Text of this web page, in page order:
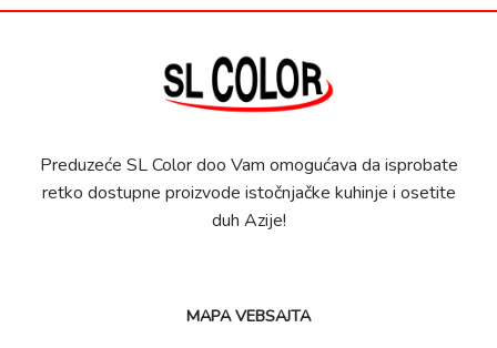
Preduzeće SL Color doo Vam omogućava da isprobate
retko dostupne proizvode istočnjačke kuhinje i osetite
duh Azije!
MAPA VEBSAJTA